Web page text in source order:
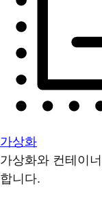
가상화
가상화와 컨테이
합니다.